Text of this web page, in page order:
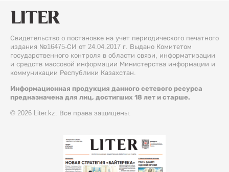
Свидетельство о постановке на учет периодического печатного
издания №16475-СИ от 24.04.2017 г. Выдано Комитетом
государственного контроля в области связи, информатизации
и средств массовой информации Министерства информации и
коммуникации Республики Казахстан.
Информационная продукция данного сетевого ресурса
предназначена для лиц, достигших 18 лет и старше.
© 2026 Liter.kz. Все права защищены.